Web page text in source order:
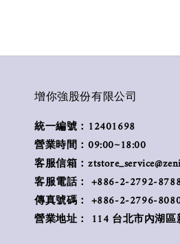
增你強股份有限公司
統一編號：12401698
營業時間：09:00~18:00
客服信箱：
客服電話： +886-2-2792-
傳真號碼： +886-2-2796-
營業地址： 114 台北市內湖